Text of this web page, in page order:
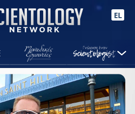
EL